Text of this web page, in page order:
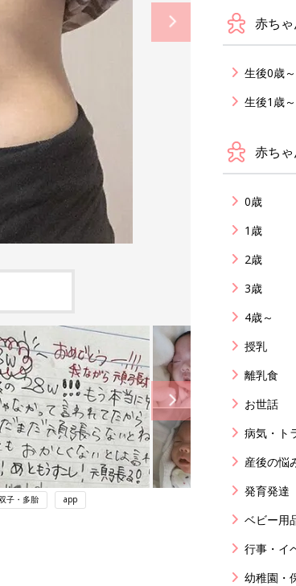
子・多胎 app
赤ち
生後0歳
生後1歳～
赤ち
0歳
1歳
2歳
3歳
4歳～
授乳
離乳食
お世話
病気・ト
産後の悩
発育発達
ベビー用
行事・イ
幼稚園・